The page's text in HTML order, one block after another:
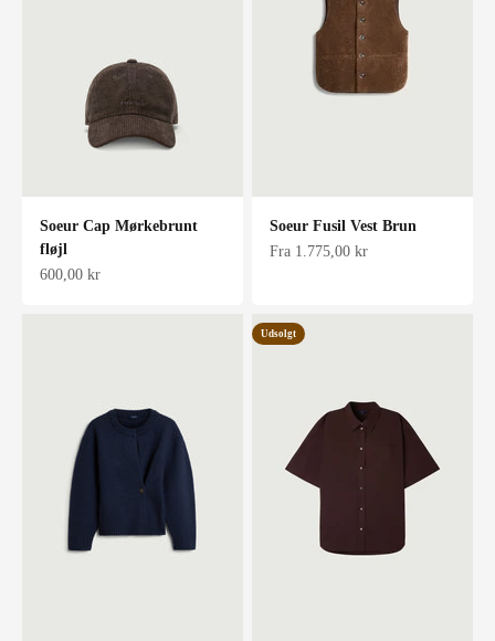
Soeur Cap Mørkebrunt
fløjl
Salgspris
600,00 kr
Soeur Fusil Vest Brun
Salgspris
Fra 1.775,00 kr
Udsolgt